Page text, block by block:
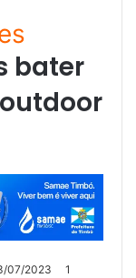
bater
07/2023
1